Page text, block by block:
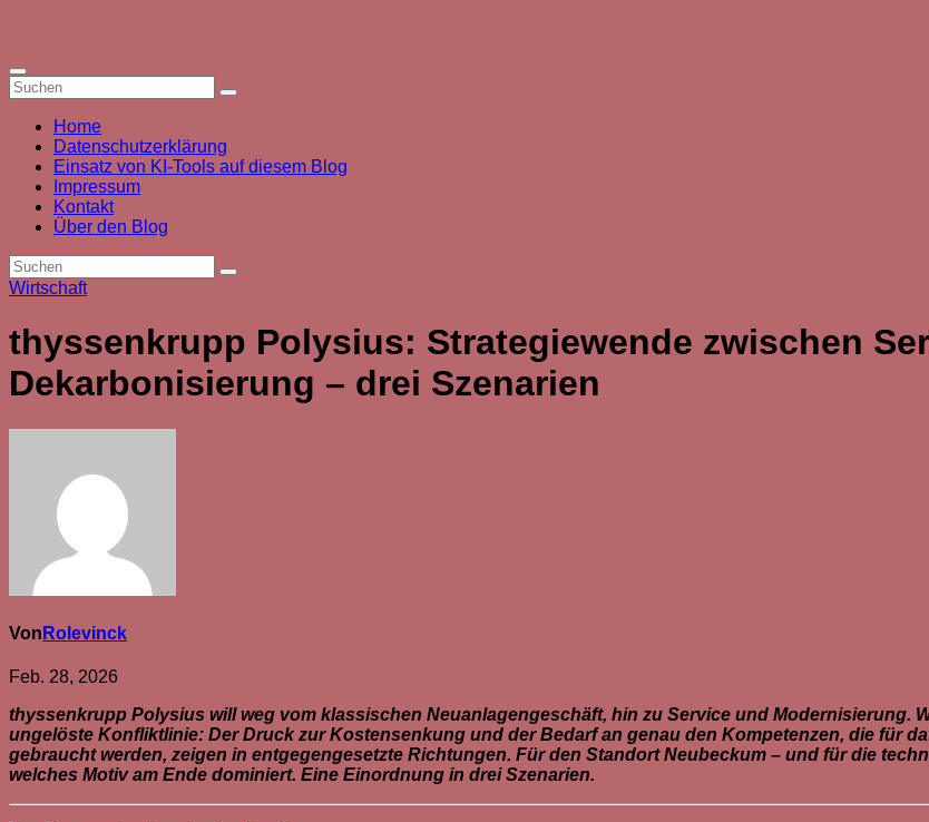
springen
Home
Datenschutzerklärung
Einsatz von KI-Tools auf diesem Blog
Impressum
Kontakt
Über den Blog
Wirtschaft
thyssenkrupp Polysius: Strategiewende zwischen
Dekarbonisierung – drei Szenarien
Von Rolevinck
Feb. 28, 2026
thyssenkrupp Polysius will weg vom klassischen Neuanlagengeschäft, hin zu Service und Modernisierung.
ungelöste Konfliktlinie: Der Druck zur Kostensenkung und der Bedarf an genau den Kompetenzen, die für
gebraucht werden, zeigen in entgegengesetzte Richtungen. Für den Standort Neubeckum – und für die
welches Motiv am Ende dominiert. Eine Einordnung in drei Szenarien.